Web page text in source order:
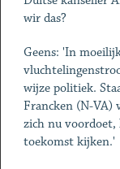
wir das?
Geens: 'In
wijze politiek.
Francken (N-VA)
zich nu voordoet,
toekomst kijken.'